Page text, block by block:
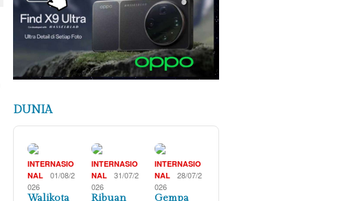
DUNIA
INTERNASIO
NAL
01/08/2
026
Walikota
INTERNASIO
NAL
31/07/2
026
Ribuan
INTERNASIO
NAL
28/07/2
026
Gempa